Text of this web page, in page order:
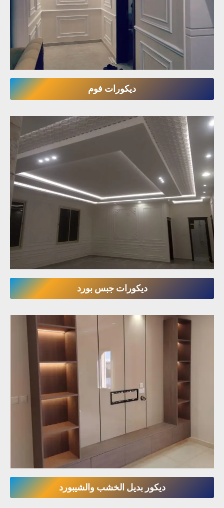
ديكورات فوم
ديكورات جبس بورد
ديكور بديل الخشب والشيبورد